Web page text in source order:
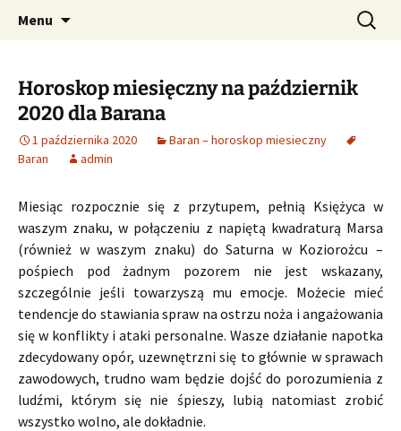
CzaroMarowy horoskop
dzienny, miesięczny i
tygodniowy
Profesjonalne przepowiednie astrologiczne
Menu Szukaj:
Horoskop miesięczny na październik
2020 dla Barana
1 października 2020
Baran – horoskop miesieczny
Baran
admin
Miesiąc rozpocznie się z przytupem, pełnią Księżyca w
waszym znaku, w połączeniu z napiętą kwadraturą Marsa
(również w waszym znaku) do Saturna w Koziorożcu –
pośpiech pod żadnym pozorem nie jest wskazany,
szczególnie jeśli towarzyszą mu emocje. Możecie mieć
tendencje do stawiania spraw na ostrzu noża i angażowania
się w konflikty i ataki personalne. Wasze działanie napotka
zdecydowany opór, uzewnętrzni się to głównie w sprawach
zawodowych, trudno wam będzie dojść do porozumienia z
ludźmi, którym się nie śpieszy, lubią natomiast zrobić
wszystko wolno, ale dokładnie.